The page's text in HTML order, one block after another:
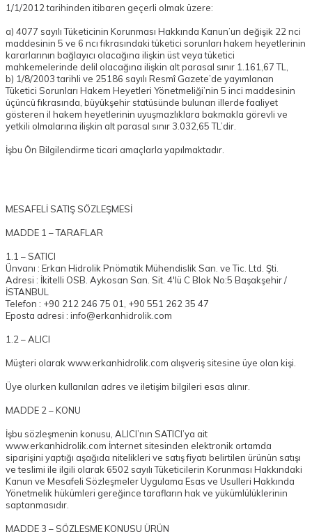
1/1/2012 tarihinden itibaren geçerli olmak üzere:
a) 4077 sayılı Tüketicinin Korunması Hakkında Kanun’un değişik 22 nci
maddesinin 5 ve 6 ncı fıkrasındaki tüketici sorunları hakem heyetlerinin
kararlarının bağlayıcı olacağına ilişkin üst veya tüketici
mahkemelerinde delil olacağına ilişkin alt parasal sınır 1.161,67 TL,
b) 1/8/2003 tarihli ve 25186 sayılı Resmî Gazete’de yayımlanan
Tüketici Sorunları Hakem Heyetleri Yönetmeliği’nin 5 inci maddesinin
üçüncü fıkrasında, büyükşehir statüsünde bulunan illerde faaliyet
gösteren il hakem heyetlerinin uyuşmazlıklara bakmakla görevli ve
yetkili olmalarına ilişkin alt parasal sınır 3.032,65 TL’dir.
İşbu Ön Bilgilendirme ticari amaçlarla yapılmaktadır.
MESAFELİ SATIŞ SÖZLEŞMESİ
MADDE 1 – TARAFLAR
1.1 – SATICI
Ünvanı : Erkan Hidrolik Pnömatik Mühendislik San. ve Tic. Ltd. Şti.
Adresi : İkitelli OSB. Aykosan San. Sit. 4'lü C Blok No:5 Başakşehir /
İSTANBUL
Telefon : +90 212 246 75 01, +90 551 262 35 47
Eposta adresi : info@erkanhidrolik.com
1.2 – ALICI
Müşteri olarak www.erkanhidrolik.com alışveriş sitesine üye olan kişi.
Üye olurken kullanılan adres ve iletişim bilgileri esas alınır.
MADDE 2 – KONU
İşbu sözleşmenin konusu, ALICI’nın SATICI’ya ait
www.erkanhidrolik.com İnternet sitesinden elektronik ortamda
siparişini yaptığı aşağıda nitelikleri ve satış fiyatı belirtilen ürünün satışı
ve teslimi ile ilgili olarak 6502 sayılı Tüketicilerin Korunması Hakkındaki
Kanun ve Mesafeli Sözleşmeler Uygulama Esas ve Usulleri Hakkında
Yönetmelik hükümleri gereğince tarafların hak ve yükümlülüklerinin
saptanmasıdır.
MADDE 3 – SÖZLEŞME KONUSU ÜRÜN